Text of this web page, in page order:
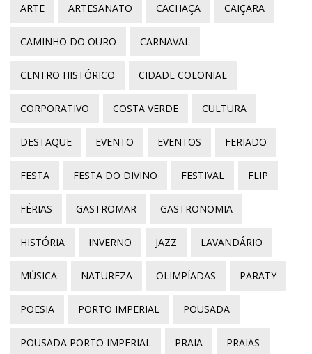
ARTE ARTESANATO CACHAÇA CAIÇARA
CAMINHO DO OURO CARNAVAL
CENTRO HISTÓRICO CIDADE COLONIAL
CORPORATIVO COSTA VERDE CULTURA
DESTAQUE EVENTO EVENTOS FERIADO
FESTA FESTA DO DIVINO FESTIVAL FLIP
FÉRIAS GASTROMAR GASTRONOMIA
HISTÓRIA INVERNO JAZZ LAVANDÁRIO
MÚSICA NATUREZA OLIMPÍADAS PARATY
POESIA PORTO IMPERIAL POUSADA
POUSADA PORTO IMPERIAL PRAIA PRAIAS